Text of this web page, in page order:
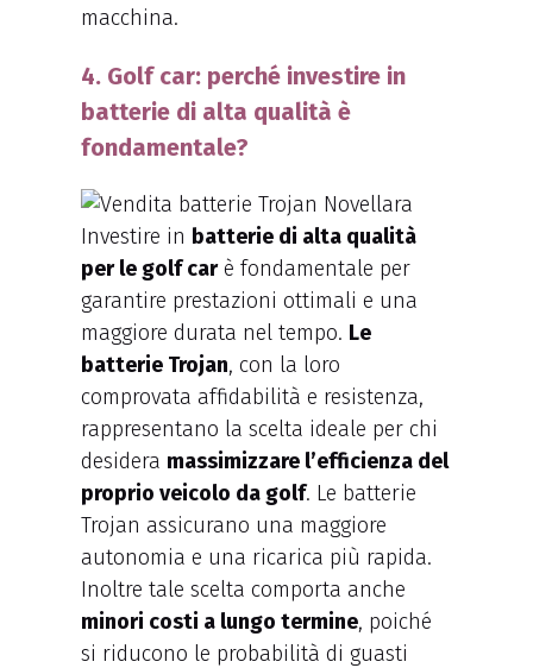
macchina.
4. Golf car: perché investire in
batterie di alta qualità è
fondamentale?
Investire in batterie di alta qualità
per le golf carè fondamentale per
garantire prestazioni ottimali e una
maggiore durata nel tempo. Le
batterie Trojan, con la loro
comprovata affidabilità e resistenza,
rappresentano la scelta ideale per chi
desidera massimizzare l’efficienza del
proprio veicolo da golf. Le batterie
Trojan assicurano una maggiore
autonomia e una ricarica più rapida.
Inoltre tale scelta comporta anche
minori costi a lungo termine, poiché
si riducono le probabilità di guasti